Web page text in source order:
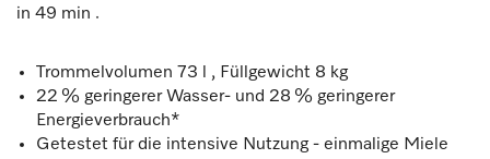
in 49 min .
Trommelvolumen 73 l , Füllgewicht 8 kg
22 % geringerer Wasser- und 28 % geringerer
Energieverbrauch*
Getestet für die intensive Nutzung - einmalige Miele